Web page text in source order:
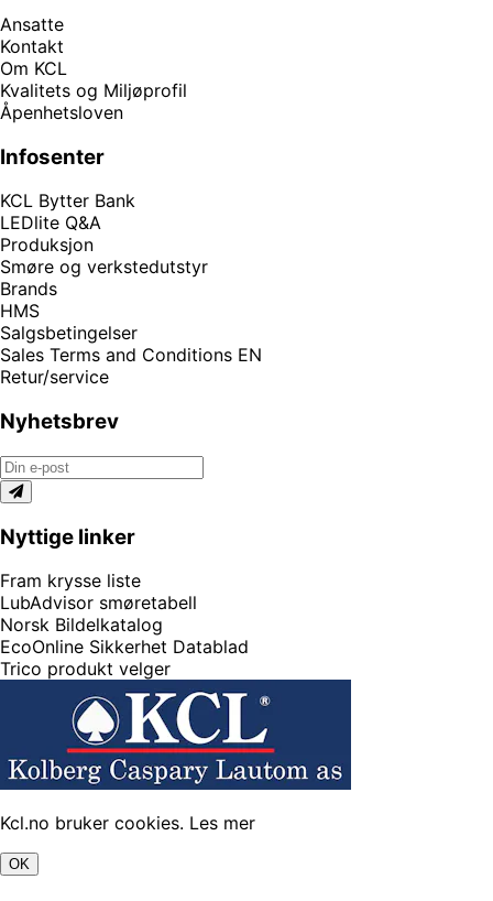
Ansatte
Kontakt
Om KCL
Kvalitets og Miljøprofil
Åpenhetsloven
Infosenter
KCL Bytter Bank
LEDlite Q&A
Produksjon
Smøre og verkstedutstyr
Brands
HMS
Salgsbetingelser
Sales Terms and Conditions EN
Retur/service
Nyhetsbrev
Nyttige linker
Fram krysse liste
LubAdvisor smøretabell
Norsk Bildelkatalog
EcoOnline Sikkerhet Datablad
Trico produkt velger
Kcl.no bruker cookies. Les mer
OK